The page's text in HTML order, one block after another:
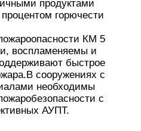
продуктами
горючести
КМ 5
воспламеняемы и
быстрое
сооружениях с
необходимы
с
АУПТ.